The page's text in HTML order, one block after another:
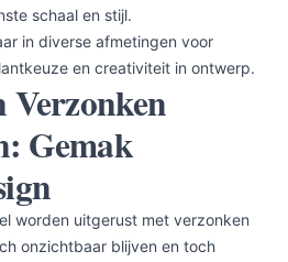
schaal en stijl.
in diverse afmetingen voor
en creativiteit in ontwerp.
Verzonken
Gemak
worden uitgerust met verzonken
onzichtbaar blijven en toch